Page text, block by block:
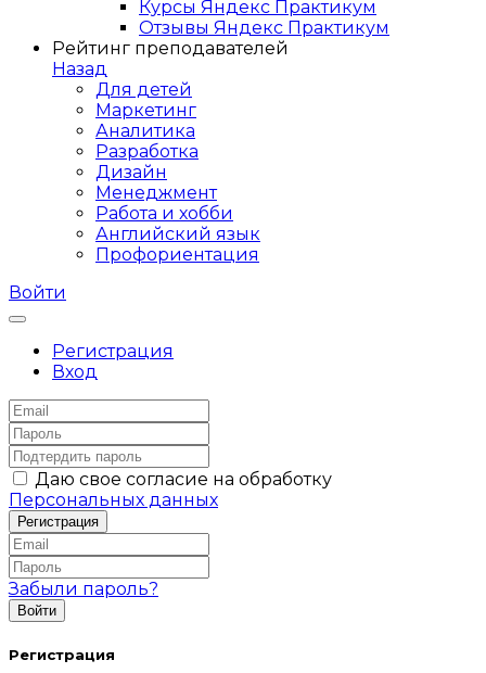
Курсы Яндекс Практикум
Отзывы Яндекс Практикум
Рейтинг преподавателей
Назад
Для детей
Маркетинг
Аналитика
Разработка
Дизайн
Менеджмент
Работа и хобби
Английский язык
Профориентация
Войти
Регистрация
Вход
Даю свое согласие на обработку
Персональных данных
Забыли пароль?
Регистрация